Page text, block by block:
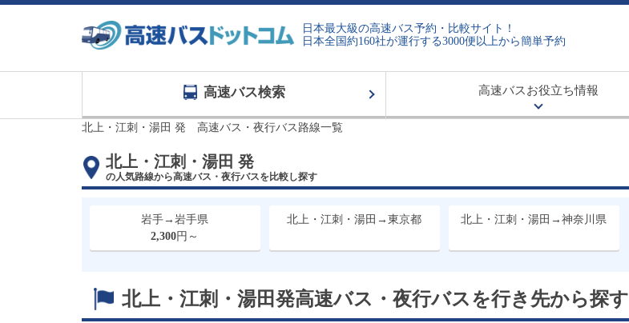
日本最大級の高速バス予約・比較サイト！
日本全国約160社が運行する3000便以上から簡単予約
高速バス検索 高速バスお役立ち情報
北上・江刺・湯田 発 高速バス・夜行バス路線一覧
北上・江刺・湯田 発
の人気路線から高速バス・夜行バスを比較し探す
岩手→岩手県
2,300円～
北上・江刺・湯田→東京都 北上・江刺・湯田→神奈川県
北上・江刺・湯田発高速バス・夜行バスを行き先から探す